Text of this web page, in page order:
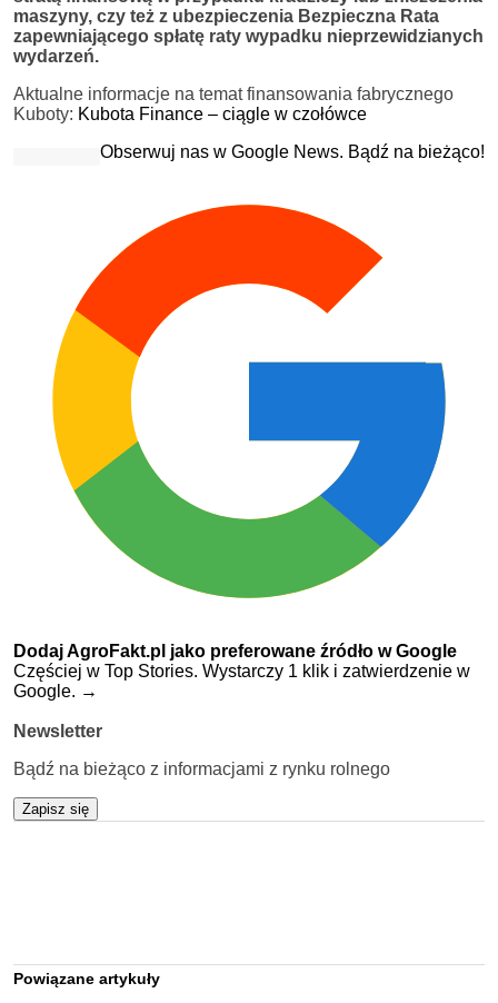
maszyny, czy też z ubezpieczenia Bezpieczna Rata
zapewniającego spłatę raty wypadku nieprzewidzianych
wydarzeń.
Aktualne informacje na temat finansowania fabrycznego
Kuboty: Kubota Finance – ciągle w czołówce
Obserwuj nas w Google News. Bądź na bieżąco!
Dodaj AgroFakt.pl jako preferowane źródło w Google
Częściej w Top Stories. Wystarczy 1 klik i zatwierdzenie w
Google. →
Newsletter
Bądź na bieżąco z informacjami z rynku rolnego
Zapisz się
Powiązane artykuły